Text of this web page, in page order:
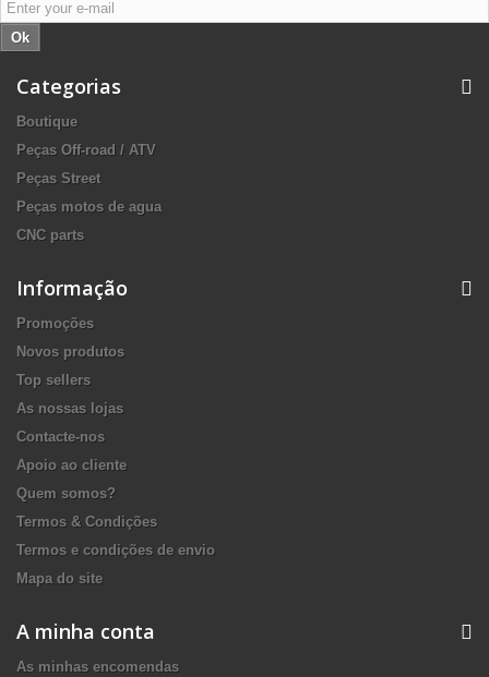
Ok
Categorias
Boutique
Peças Off-road / ATV
Peças Street
Peças motos de agua
CNC parts
Informação
Promoções
Novos produtos
Top sellers
As nossas lojas
Contacte-nos
Apoio ao cliente
Quem somos?
Termos & Condições
Termos e condições de envio
Mapa do site
A minha conta
As minhas encomendas